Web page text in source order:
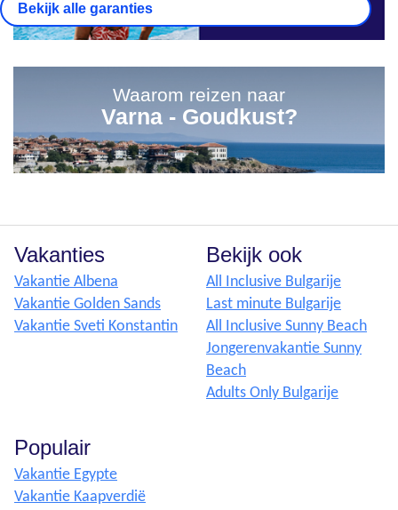
Bekijk alle garanties
Waarom reizen naar
Varna - Goudkust?
Vakanties
Vakantie Albena
Vakantie Golden Sands
Vakantie Sveti Konstantin
Bekijk ook
All Inclusive Bulgarije
Last minute Bulgarije
All Inclusive Sunny Beach
Jongerenvakantie Sunny
Beach
Adults Only Bulgarije
Populair
Vakantie Egypte
Vakantie Kaapverdië